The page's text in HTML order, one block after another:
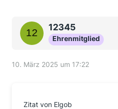
12345
Ehrenmitglied
10. März 2025 um 17:22
Zitat von Elgob